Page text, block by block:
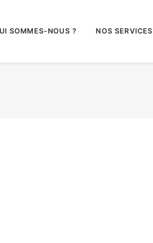
SOMMES-NOUS ? NOS SERVICES